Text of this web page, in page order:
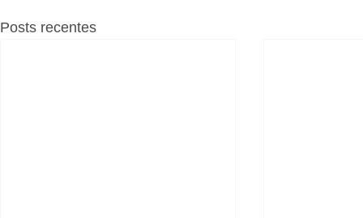
Posts recentes